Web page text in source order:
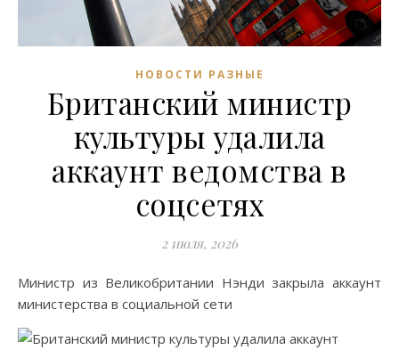
НОВОСТИ РАЗНЫЕ
Британский министр
культуры удалила
аккаунт ведомства в
соцсетях
2 июля, 2026
Министр из Великобритании Нэнди закрыла аккаунт
министерства в социальной сети